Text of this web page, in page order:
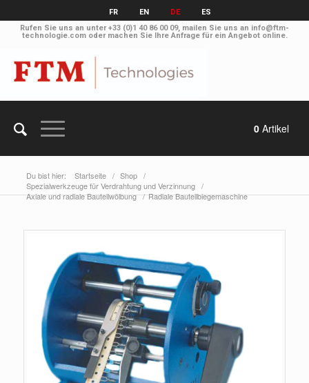
FR EN DE
ES
Rufen Sie uns an unter+33 (0)1 40 86 00 09, mailen Sie uns an info@ftm-
technologie.comoder machen Sie Ihre Anfrage für ein Angebot online.
0 Artikel
Du bist hier: Startseite / Shop /
Spezialwerkzeuge für Verdrahtung und Verzinnung /
Axiale und radiale Bauteilwölbung / Radiale Bauteilbiegemaschine